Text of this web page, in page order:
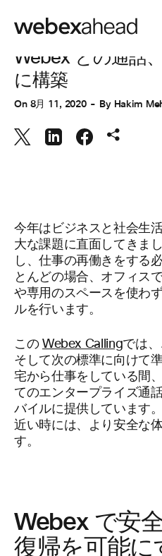
コラボレーション
Webex との通話
に構築
On 8月 11, 2020 By Hakim
今年はビジネスと社会生
大な課題に直面してきま
し、仕事の再働きをする
とんどの場合、オフィス
や専用のスペースを使わ
ルを行います。
この Webex Callingでは、
そして次の標準に向けて
宅から仕事をしている間
てのエンタープライズ通
バイルに提供しています
近い時には、より安全な
す。
Webex で安
復帰を可能に